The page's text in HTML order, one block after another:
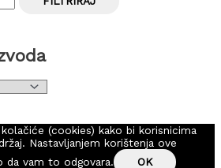
(cookies) kako bi korisnicima
Nastavljanjem korištenja ove
da vam to odgovara.
OK